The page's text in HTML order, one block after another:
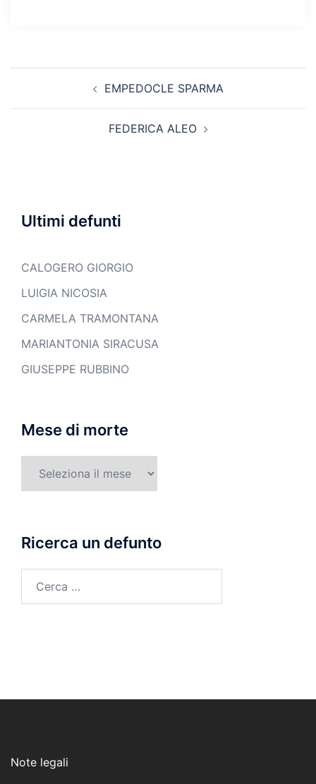
EMPEDOCLE SPARMA
FEDERICA ALEO
Ultimi defunti
CALOGERO GIORGIO
LUIGIA NICOSIA
CARMELA TRAMONTANA
MARIANTONIA SIRACUSA
GIUSEPPE RUBBINO
Mese di morte
Ricerca un defunto
Note legali